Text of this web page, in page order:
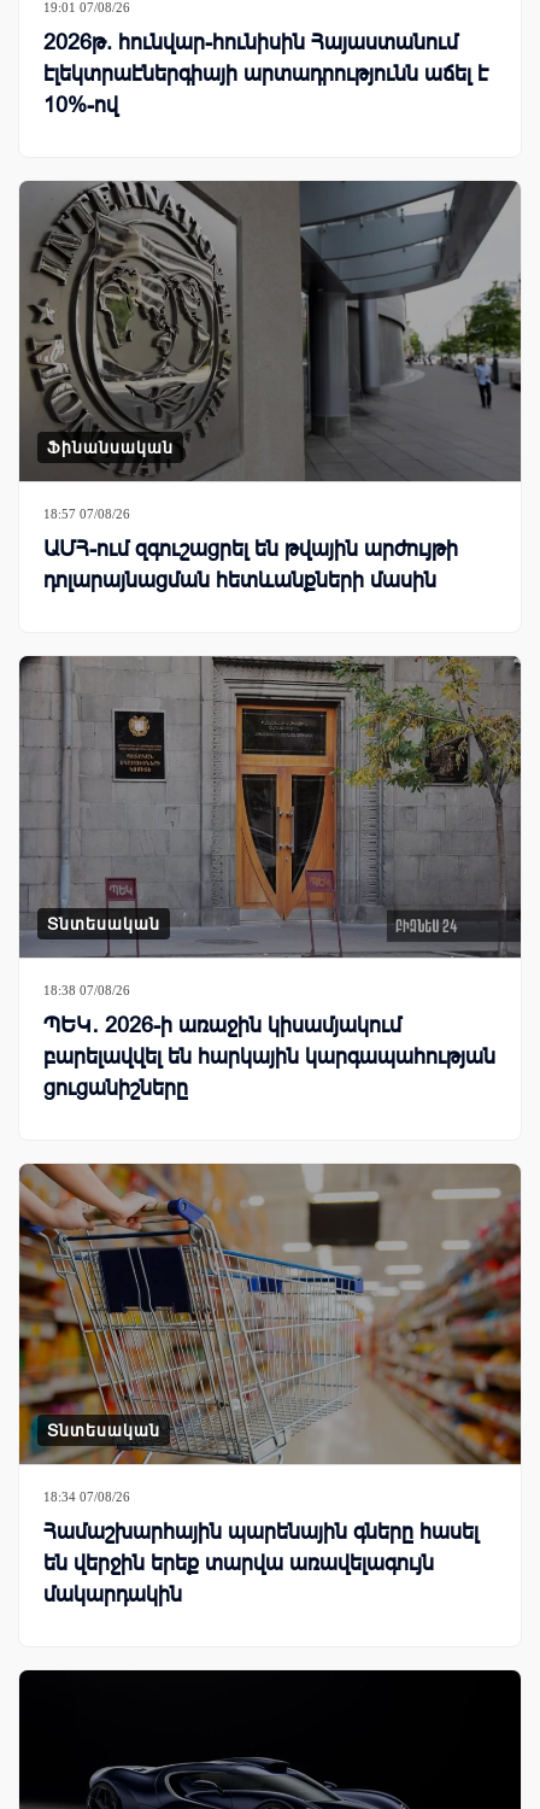
19:01 07/08/26
2026թ. հունվար-հունիսին Հայաստանում
էլեկտրաէներգիայի արտադրությունն աճել է
10%-ով
Ֆինանսական
18:57 07/08/26
ԱՄՀ-ում զգուշացրել են թվային արժույթի
դոլարայնացման հետևանքների մասին
Տնտեսական
18:38 07/08/26
ՊԵԿ․ 2026-ի առաջին կիսամյակում
բարելավվել են հարկային կարգապահության
ցուցանիշները
Տնտեսական
18:34 07/08/26
Համաշխարհային պարենային գները հասել
են վերջին երեք տարվա առավելագույն
մակարդակին